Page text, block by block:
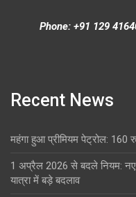
Phone: +91 129
Recent News
महंगा हुआ प्रीमियम पेट्रोल: 160
1 अप्रैल 2026 से बदले नियम: नए
यात्रा में बड़े बदलाव